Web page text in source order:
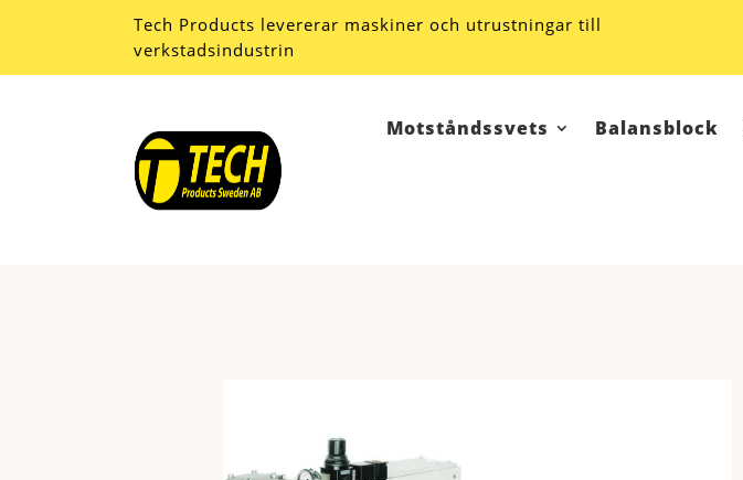
Tech Products levererar maskiner och utrustningar till
verkstadsindustrin
Motståndssvets Balansblock